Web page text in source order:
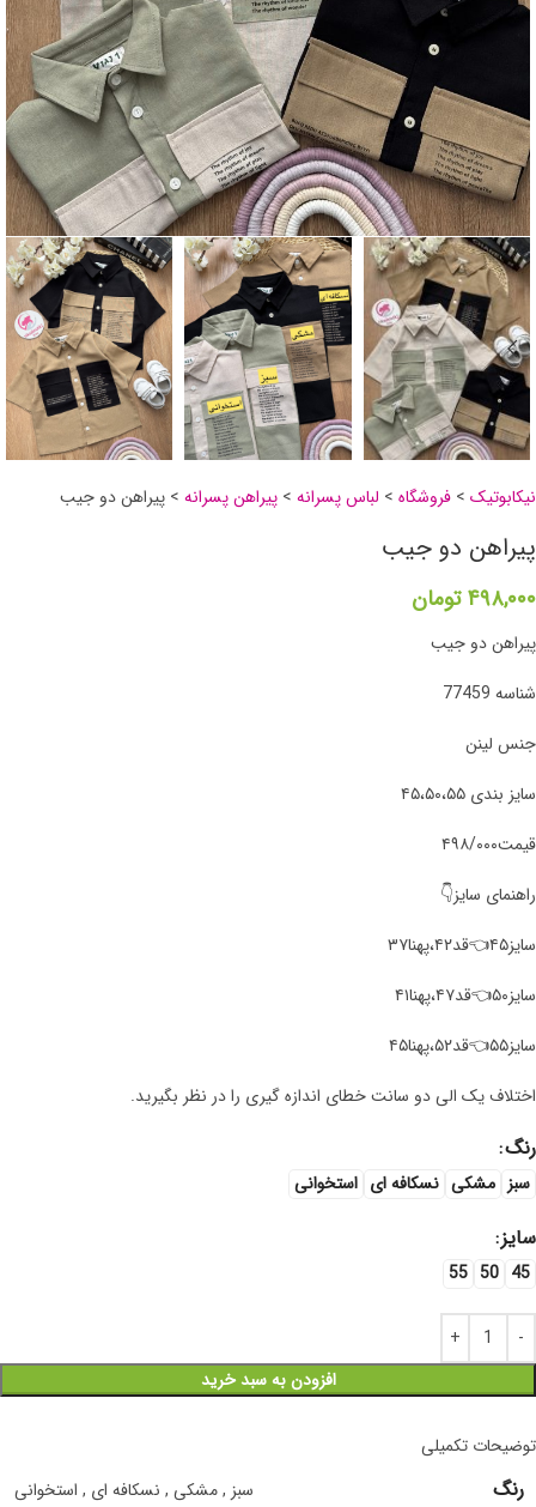
نیکابوتیک > فروشگاه > لباس پسرانه > پیراهن پسرانه > پیراهن دو جیب
پیراهن دو جیب
۴۹۸,۰۰۰ تومان
پیراهن‌ دو جیب
شناسه 77459
جنس لینن
سایز بندی ۴۵،۵۰،۵۵
قیمت۴۹۸/۰۰۰
راهنمای سایز👇
سایز۴۵👈قد۴۲،پهنا۳۷
سایز۵۰👈قد۴۷،پهنا۴۱
سایز۵۵👈قد۵۲،پهنا۴۵
اختلاف یک الی دو سانت خطای اندازه گیری را در نظر بگیرید.
رنگ
سبز مشکی نسکافه ای استخوانی
سایز
45
50
55
افزودن به سبد خرید
توضیحات تکمیلی
رنگ سبز ,مشکی , نسکافه ای , استخوانی